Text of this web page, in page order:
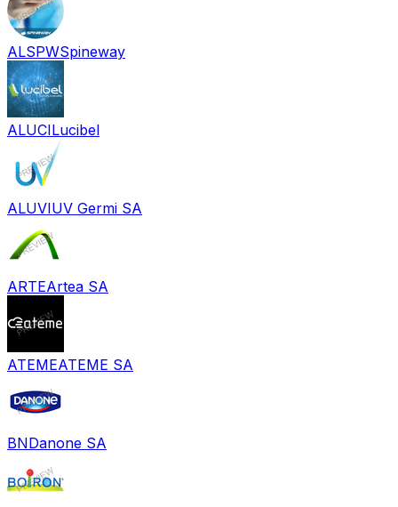
ALSPWSpineway
ALUCILucibel
ALUVIUV Germi SA
ARTEArtea SA
ATEMEATEME SA
BNDanone SA